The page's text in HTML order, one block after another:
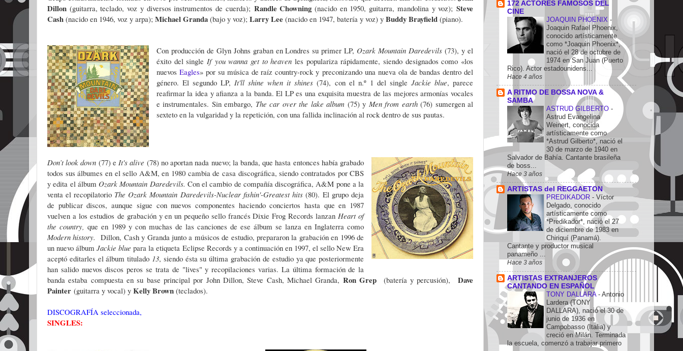
Dillon (guitarra, teclado, voz y diversos instrumentos de cuerda); Randle Chowning (nacido en 1950, guitarra, mandolina y voz);Steve
Cash (nacido en 1946, voz y arpa); MichaelGranda (bajo y voz); Larry Lee (nacido en 1947, batería y voz) y Buddy Brayfield (piano).
Con producción de Glyn Johns graban en Londres su primer LP, Ozark Mountain Daredevils (73), y el
éxito del single If you wanna get to heaven les populariza rápidamente, siendo designados como «los
nuevos Eagles» por su música de raíz country-rock y preconizando una nueva ola de bandas dentro del
género. El segundo LP,It'll shine when it shines(74), con el n.º 1 del single Jackie blue, parece
reafirmar la idea y afianza a la banda. El LP es una exquisita muestra de las mejores armonías vocales
e instrumentales. Sin embargo, The car over the lake album (75) y Men from earth(76) sumergen al
sexteto en la vulgaridad y la repetición, con una fallida inclinación al rock dentro de sus pautas.
Don’t look down (77) e It's alive (78) no aportan nada nuevo; la banda, que hasta entonces había grabado
todos sus álbumes en el sello A&M, en 1980 cambia de casa discográfica, siendo contratados por CBS
y edita el álbum Ozark Mountain Daredevils. Con el cambio de compañía discográfica, A&M pone a la
venta el recopilatorio The Ozark Mountain Daredevils-Nuclear fishin'-Greatest hits (80). El grupo deja
de publicar discos, aunque sigue con nuevos componentes haciendo conciertos hasta que en 1987
vuelven a los estudios de grabación y en un pequeño sello francés Dixie Frog Records lanzan Heart of
the country,que en 1989 y con muchas de las canciones de ese álbum se lanza en Inglaterra como
Modern history.Dillon, Cash y Granda junto a músicos de estudio, prepararon la grabación en 1996 de
un nuevo álbumJackie blue para la etiqueta Eclipse Records y a continuación en 1997, el sello New Era
aceptó editarles el álbum titulado 13, siendo ésta su última grabación de estudio ya que posteriormente
han salido nuevos discos peros se trata de "lives" y recopilaciones varias. La última formación de la
banda estaba compuesta en su base principal por John Dillon, Steve Cash, Michael Granda, Ron Grep (batería y percusión),Dave
Painter (guitarra y vocal) y Kelly Brown (teclados).
DISCOGRAFÍA seleccionada,
SINGLES:
172 ACTORES FAMOSOS DEL
CINE
JOAQUIN PHOENIX -
Joaquin Rafael Phoenix,
conocido artísticamente
como *Joaquin Phoenix*,
nació el 28 de octubre de
1974 en San Juan (Puerto
Rico). Actor estadounidens...
Hace 4 años
A RITMO DE BOSSA NOVA &
SAMBA
ASTRUD GILBERTO -
Astrud Evangelina
Weinert, conocida
artísticamente como
*Astrud Gilberto*, nació el
30 de marzo de 1940 en
Salvador de Bahía. Cantante brasileña
de boss...
Hace 3 años
ARTISTAS del REGGAETON
PREDIKADOR - Víctor
Delgado, conocido
artísticamente como
*Predikador*, nació el 27
de diciembre de 1983 en
Chiriquí (Panamá).
Cantante y productor musical
panameño ...
Hace 3 años
ARTISTAS EXTRANJEROS
CANTANDO EN ESPAÑOL
TONY DALLARA - Antonio
Lardera (TONY
DALLARA), nació el 30 de
junio de 1936 en
Campobasso (Italia) y
creció en Milán. Terminada
la escuela, comenzó a trabajar primero